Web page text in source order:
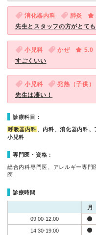
消化器内科 肺炎
先生とスタッフの方がとて
小児科 かぜ
5.0
すごくいい
小児科 発熱（子供）
先生は凄い！
診療科目：
呼吸器内科 、内科、消化器内科、
小児科
専門医・資格：
総合内科専門医、アレルギー専門
医
診療時間
月
09:00-12:00
14:30-19:00